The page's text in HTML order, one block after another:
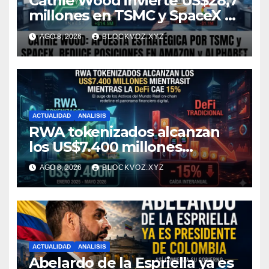
millones en TSMC y SpaceX y
reduce posiciones en
Amazon y Alphabet
AGO 8, 2026 BLOCKVOZ.XYZ
ACTUALIDAD ANALISIS
RWA tokenizados alcanzan
los US$7.400 millones
mientras la DeFi cae 15%
AGO 8, 2026 BLOCKVOZ.XYZ
ACTUALIDAD ANALISIS
Abelardo de la Espriella ya es